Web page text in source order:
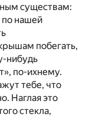
существам:
по нашей
побегать,
нибудь
по-ихнему.
тебе, что
Наглая это
стекла,